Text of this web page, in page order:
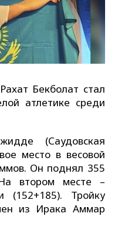
Бекболат стал
атлетике среди
(Саудовская
место в весовой
Он поднял 355
втором месте –
(152+185). Тройку
из Ирака Аммар